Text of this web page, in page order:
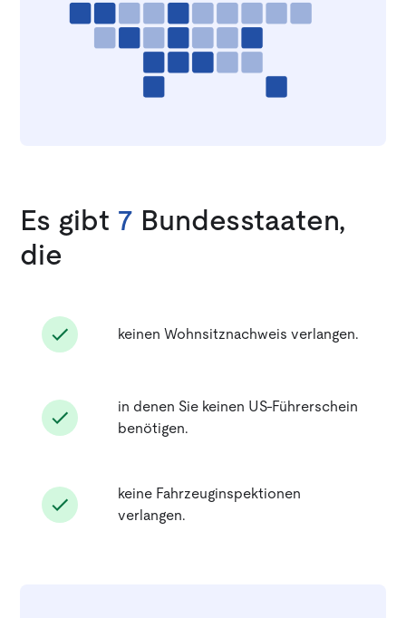
Es gibt 7 Bundesstaaten,
die
keinen Wohnsitznachweis verlangen.
in denen Sie keinen US-Führerschein
benötigen.
keine Fahrzeuginspektionen
verlangen.